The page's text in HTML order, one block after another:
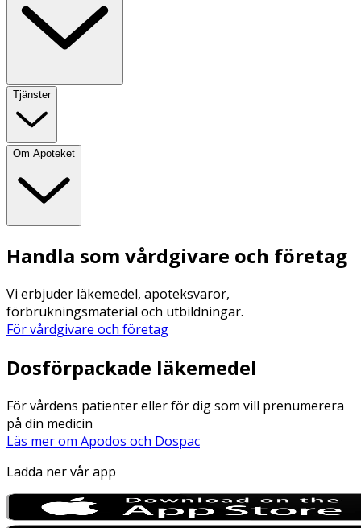
Tjänster
Om Apoteket
Handla som vårdgivare och företag
Vi erbjuder läkemedel, apoteksvaror,
förbrukningsmaterial och utbildningar.
För vårdgivare och företag
Dosförpackade läkemedel
För vårdens patienter eller för dig som vill prenumerera
på din medicin
Läs mer om Apodos och Dospac
Ladda ner vår app